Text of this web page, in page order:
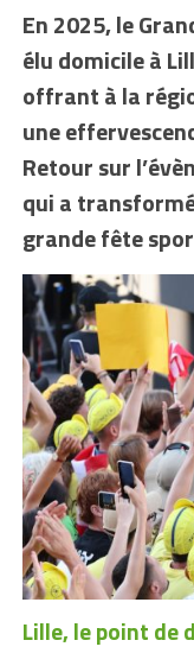
En 2025, le
élu domicile à
offrant à la
une
Retour sur
qui a
grande fête
Lille, le point de